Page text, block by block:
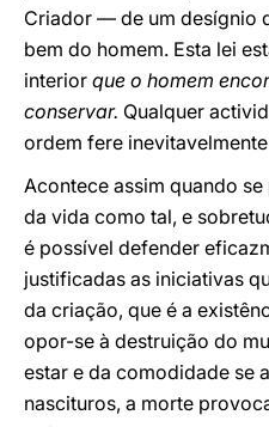
Criador ― de um desígnio
bem do homem. Esta lei
interior que o homem
conservar. Qualquer
ordem fere
Acontece assim quando
da vida como tal, e
é possível defender
justificadas as iniciativas
da criação, que é a
opor-se à destruição do
estar e da comodidade se
nascituros, a morte